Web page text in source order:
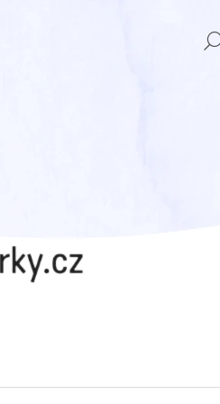
CVRČEK